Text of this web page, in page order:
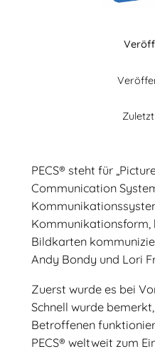
PECS® steht für
Communication
Kommunikationsform,
Bildkarten
Andy Bondy und Lori
Zuerst wurde es bei
Schnell wurde
Betroffenen
PECS® weltweit zum